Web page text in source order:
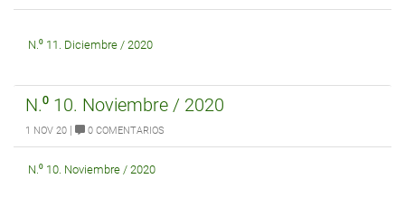
N.⁰ 11. Diciembre / 2020
N.⁰ 10. Noviembre / 2020
1 NOV 20 | 0 COMENTARIOS
N.⁰ 10. Noviembre / 2020